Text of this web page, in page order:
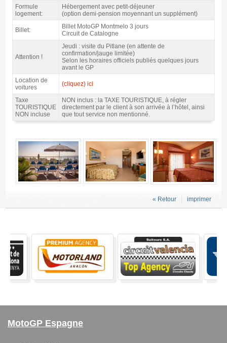
Formule
logement:
Hébergement avec petit-déjeuner
(option demi-pension moyennant un supplément)
Billet:
Billet MotoGP Montmelo 3 jours
Circuit de Catalogne
Attention !
Jeudi : visite du Pitlane (en attente de
confirmation/jauge limitée)
Selon les horaires officiels publiés quelques jours
avant le GP
Location de
voitures
(cliquez) ici
Taxe
TOURISTIQUE
NON incluse
NON inclus : la TAXE TOURISTIQUE, à régler
directement par le client à son arrivée à l’hôtel, ainsi
que tout service non mentionné.
imprimer
« Retour
MotoGP Espagne